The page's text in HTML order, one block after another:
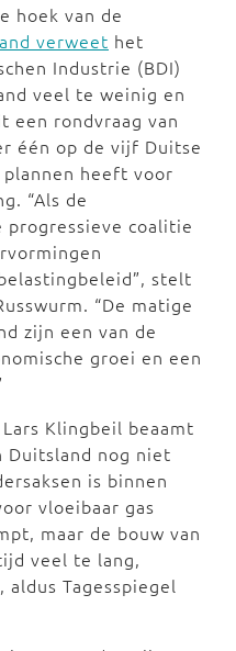
hoek van de
verweet het
Industrie (BDI)
veel te weinig en
een rondvraag van
één op de vijf Duitse
heeft voor
“Als de
progressieve coalitie
stelt
“De matige
zijn een van de
groei en een
Klingbeil beaamt
Duitsland nog niet
is binnen
vloeibaar gas
maar de bouw van
veel te lang,
Tagesspiegel